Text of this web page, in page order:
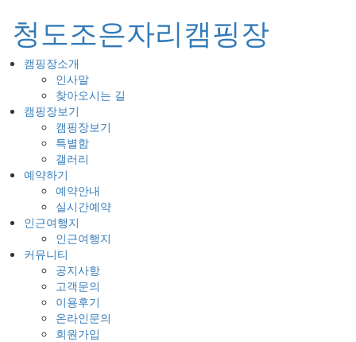
청도조은자리캠핑장
캠핑장소개
인사말
찾아오시는 길
캠핑장보기
캠핑장보기
특별함
갤러리
예약하기
예약안내
실시간예약
인근여행지
인근여행지
커뮤니티
공지사항
고객문의
이용후기
온라인문의
회원가입